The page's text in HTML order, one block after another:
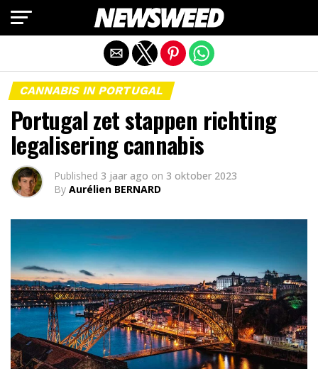
CANNABIS IN PORTUGAL
Portugal zet stappen richting
legalisering cannabis
Published 3 jaar ago on 3 oktober 2023
By Aurélien BERNARD
Mobiele versie afsluiten